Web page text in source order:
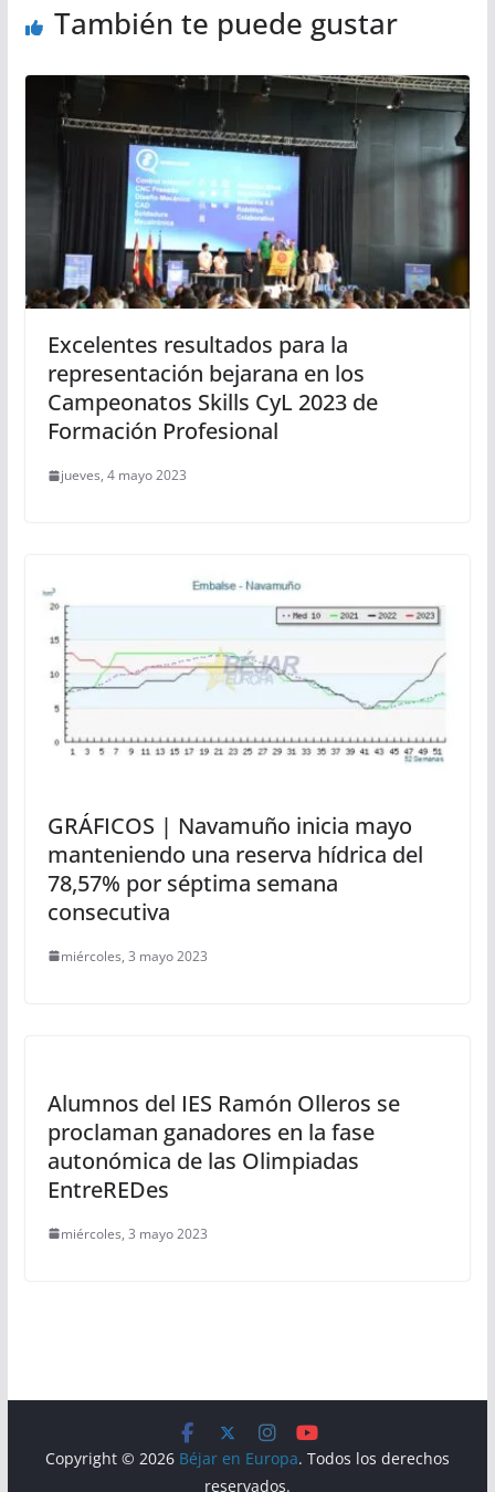
También te puede gustar
Excelentes resultados para la
representación bejarana en los
Campeonatos Skills CyL 2023 de
Formación Profesional
jueves, 4 mayo 2023
GRÁFICOS | Navamuño inicia mayo
manteniendo una reserva hídrica del
78,57% por séptima semana
consecutiva
miércoles, 3 mayo 2023
Alumnos del IES Ramón Olleros se
proclaman ganadores en la fase
autonómica de las Olimpiadas
EntreREDes
miércoles, 3 mayo 2023
Copyright © 2026 Béjar en Europa. Todos los derechos
reservados.